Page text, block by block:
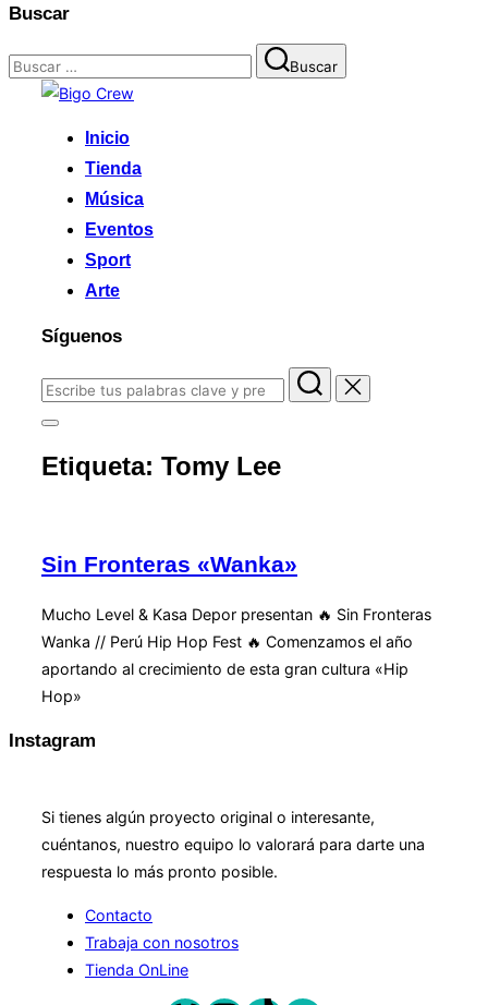
Buscar
Buscar:
Buscar
Saltar
contenido
Inicio
Tienda
Música
Eventos
Sport
Arte
Síguenos
Buscar:
Alternar
barra
lateral
Etiqueta: Tomy Lee
Sin Fronteras «Wanka»
Mucho Level & Kasa Depor presentan 🔥 Sin Fronteras
Wanka // Perú Hip Hop Fest 🔥 Comenzamos el año
aportando al crecimiento de esta gran cultura «Hip
Hop»
Instagram
Si tienes algún proyecto original o interesante,
cuéntanos, nuestro equipo lo valorará para darte una
respuesta lo más pronto posible.
Contacto
Trabaja con nosotros
Tienda OnLine